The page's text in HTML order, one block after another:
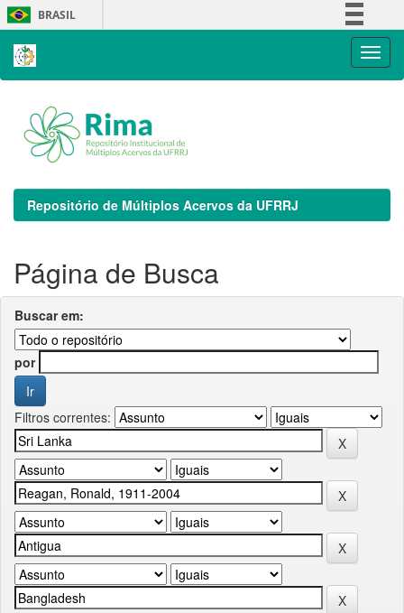
Skip
navigation
BRASIL
Repositório de Múltiplos Acervos da UFRRJ
Página de Busca
Buscar em:
por
Filtros correntes: